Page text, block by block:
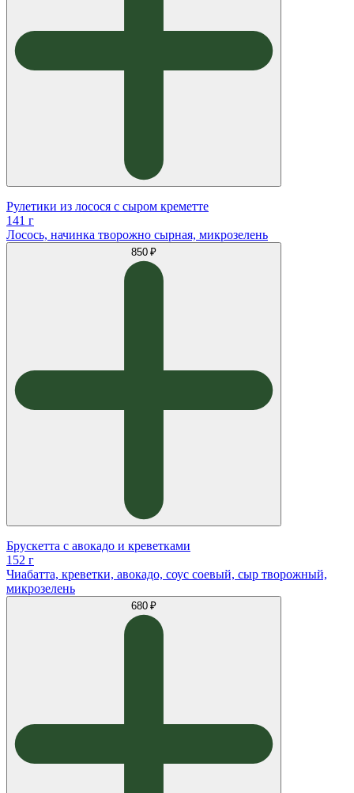
Рулетики из лосося с сыром креметте
141 г
Лосось, начинка творожно сырная, микрозелень
850 ₽
Брускетта с авокадо и креветками
152 г
Чиабатта, креветки, авокадо, соус соевый, сыр творожный,
микрозелень
680 ₽